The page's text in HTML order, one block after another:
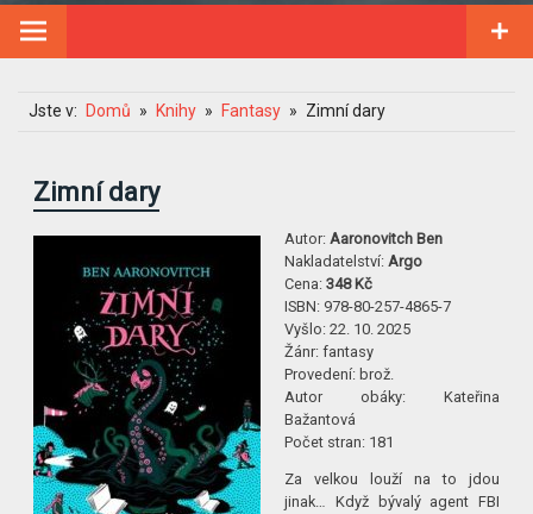
Jste v: Domů Knihy Fantasy Zimní dary
Zimní dary
Autor: Aaronovitch Ben
Nakladatelství: Argo
Cena:348 Kč
ISBN: 978-80-257-4865-7
Vyšlo:22. 10. 2025
Žánr:fantasy
Provedení:brož.
Autor obáky: Kateřina
Bažantová
Počet stran: 181
Za velkou louží na to jdou
jinak… Když bývalý agent FBI